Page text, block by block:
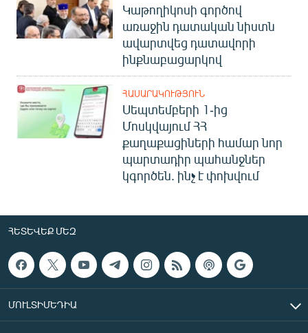
Կաթողիկոսի գործով
առաջին դատական նիստն
ավարտվեց դատավորի
ինքնաբացարկով
ՀԱՍԱՐԱԿՈՒԹՅՈՒՆ
Սեպտեմբերի 1-ից
Մոսկվայում ՀՀ
քաղաքացիների համար նոր
պարտադիր պահանջներ
կգործեն. ինչ է փոխվում
ՀԵՏԵՎԵՔ ՄԵԶ
ՄՈՒԼՏԻՄԵԴԻԱ